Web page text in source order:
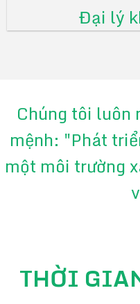
Đại lý
Chúng tôi luôn
mệnh: "Phát
một môi trường
THỜI